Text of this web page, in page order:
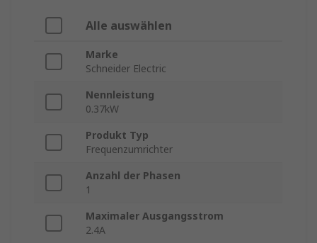
Alle auswählen
Marke
Schneider Electric
Nennleistung
0.37kW
Produkt Typ
Frequenzumrichter
Anzahl der Phasen
1
Maximaler Ausgangsstrom
2.4A